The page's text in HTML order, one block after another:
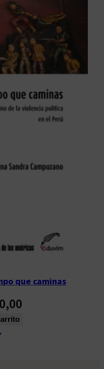
que caminas